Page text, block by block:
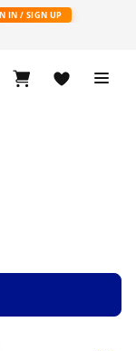
IN / SIGN UP